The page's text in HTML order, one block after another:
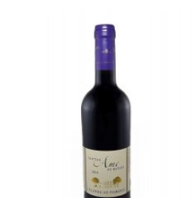
variations.
Les
options
être
choisies